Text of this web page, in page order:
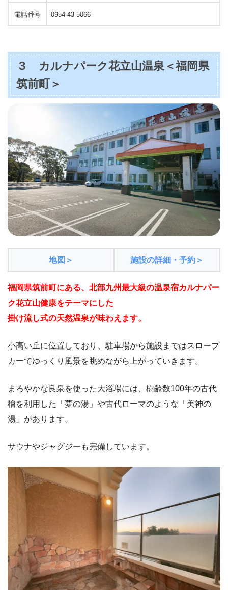
電話番号 0954-43-5066
３ カルナパーク花立山温泉＜福岡県
筑前町＞
地図＞ 施設の詳細・予約＞
福岡県筑前町にある、北部九州最大級の温泉宿カルナパー
ク花立山健康をテーマにした
掛け流し式の天然温泉が味わえます。
小高い丘に位置しており、駐車場から施設まではスロープ
カーでゆっくり風景を眺めながら上がっていきます。
まろやかな良泉を使った大浴場には、樹齢数100年の古代
檜を利用した「夢の湯」や古代ローマのような「美神の
湯」があります。
サウナやジャグジーも完備しています。